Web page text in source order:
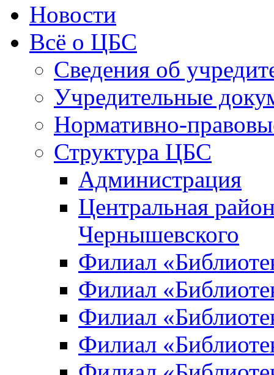
Новости
Всё о ЦБС
Сведения об
Учредительные
Нормативно-
Структура ЦБС
Администрация
Центральная
Чернышевского
Филиал
Филиал
Филиал
Филиал